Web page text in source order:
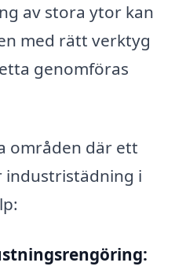
av stora ytor kan
med rätt verktyg
genomföras
områden där ett
i